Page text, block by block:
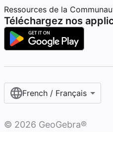
Ressources de la
Téléchargez nos
French / Français‎
© 2026 GeoGebra®